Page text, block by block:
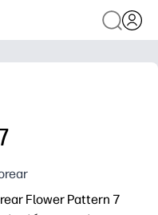
Flower Pattern 7